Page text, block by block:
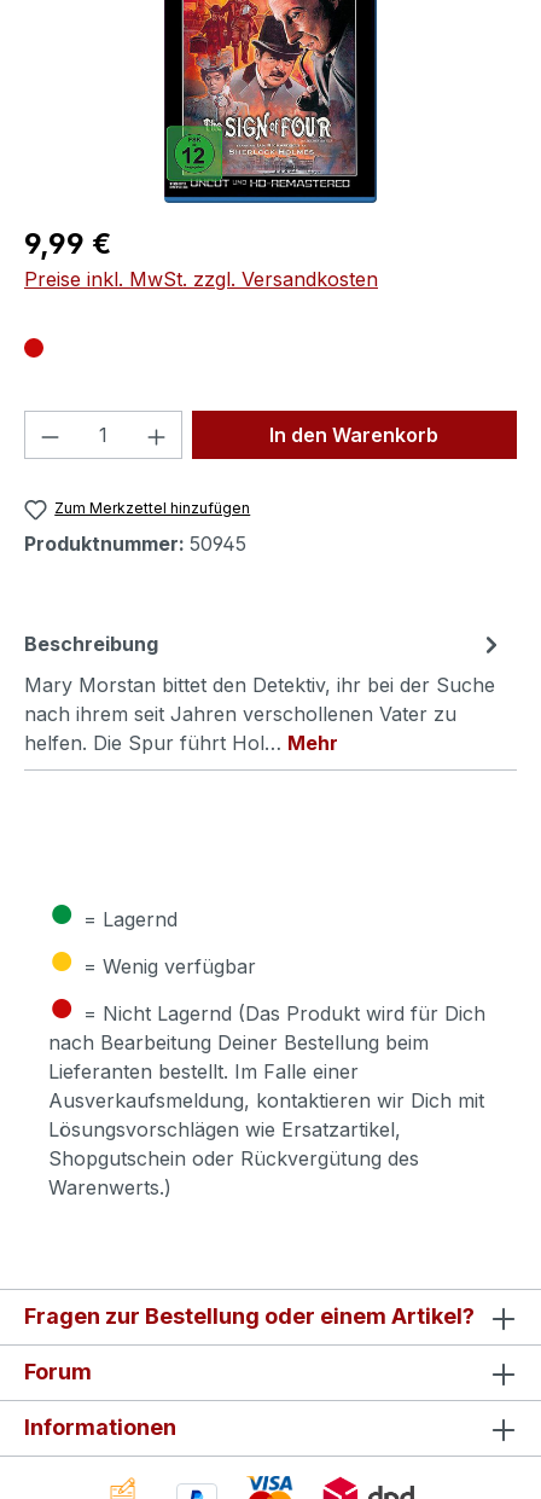
Regulärer Preis:
9,99 €
Preise inkl. MwSt. zzgl. Versandkosten
Produkt Anzahl: Gib denIn den Warenkorb
Zum Merkzettel hinzufügen
Produktnummer: 50945
Beschreibung
Mary Morstan bittet den Detektiv, ihr bei der Suche
nach ihrem seit Jahren verschollenen Vater zu
helfen. Die Spur führt Hol… Mehr
● = Lagernd
● = Wenig verfügbar
● = Nicht Lagernd (Das Produkt wird für Dich
nach Bearbeitung Deiner Bestellung beim
Lieferanten bestellt. Im Falle einer
Ausverkaufsmeldung, kontaktieren wir Dich mit
Lösungsvorschlägen wie Ersatzartikel,
Shopgutschein oder Rückvergütung des
Warenwerts.)
Fragen zur Bestellung oder einem Artikel?
Forum
Informationen